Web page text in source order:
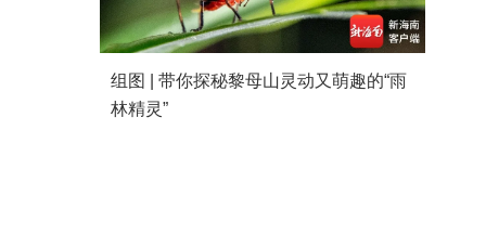
组图 | 带你探秘黎母山灵动又萌趣的“雨
林精灵”